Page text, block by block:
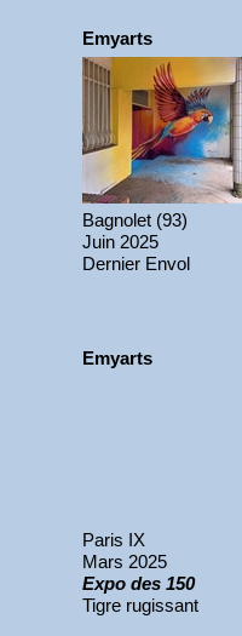
Emyarts
Bagnolet (93)
Juin 2025
Dernier Envol
Emyarts
Paris IX
Mars 2025
Expo des 150
Tigre rugissant